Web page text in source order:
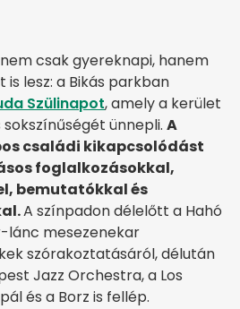
csak gyereknapi, hanem
lesz: a Bikás parkban
Szülinapot, amely a kerület
ünnepli. A
családi kikapcsolódást
foglalkozásokkal,
bemutatókkal és
A színpadon délelőtt a Hahó
lánc mesezenekar
szórakoztatásáról, délután
Jazz Orchestra, a Los
és a Borz is fellép.